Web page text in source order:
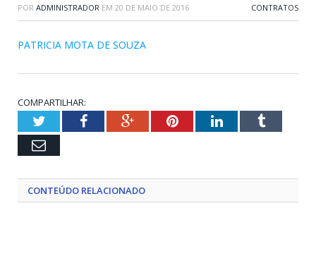
POR ADMINISTRADOR EM 20 DE MAIO DE 2016 CONTRATOS
PATRICIA MOTA DE SOUZA
COMPARTILHAR:
TwitterFacebookGoogle+PinterestLinkedInTumblr
Email
CONTEÚDO RELACIONADO